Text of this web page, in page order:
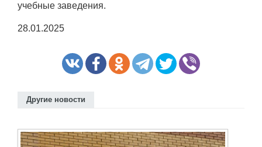
учебные заведения.
28.01.2025
Другие новости